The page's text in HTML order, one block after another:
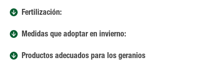
Fertilización:
Medidas que adoptar en invierno:
Productos adecuados para los geranios